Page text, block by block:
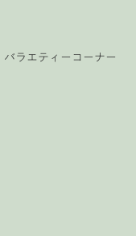
ラエティーコーナー